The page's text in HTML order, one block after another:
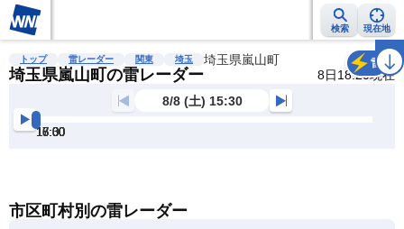
検索 現在地
雨雲レーダー 台風情報 地震情報 警報・注意報 2週間天気 ラ
トップ 雷レーダー 関東 埼玉 埼玉県嵐山町
埼玉県嵐山町の雷レーダー 8日18:20現在
雷
8/8 (土) 15:30
15:30
16:00
16:30
17:00
17:30
18:00
市区町村別の雷レーダー